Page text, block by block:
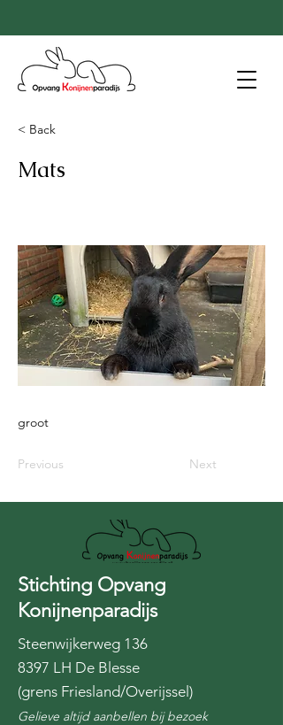
< Back
Mats
groot
Previous Next
Stichting Opvang
Konijnenparadijs
Steenwijkerweg 136
8397 LH De Blesse
(grens Friesland/Overijssel)
Gelieve altijd aanbellen bij bezoek